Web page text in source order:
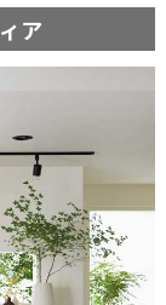
ア